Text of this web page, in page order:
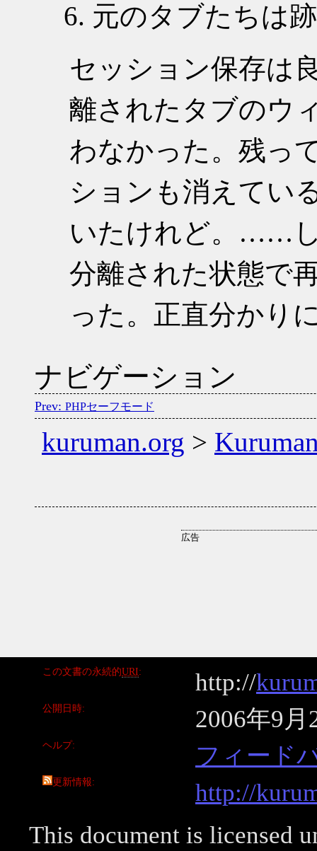
元のタブたちは
セッション保存は
離されたタブのウ
わなかった。残っ
ションも消えてい
いたけれど。……
分離された状態で
った。正直分かり
ナビゲーション
PHPセーフモード
kuruman.org >
この文書の永続的URI http://
公開日時 2006年9
ヘルプ フィード
更新情報
http://
This document is licensed